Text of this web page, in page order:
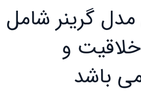
گرینر شامل
خلاقیت و
باشد